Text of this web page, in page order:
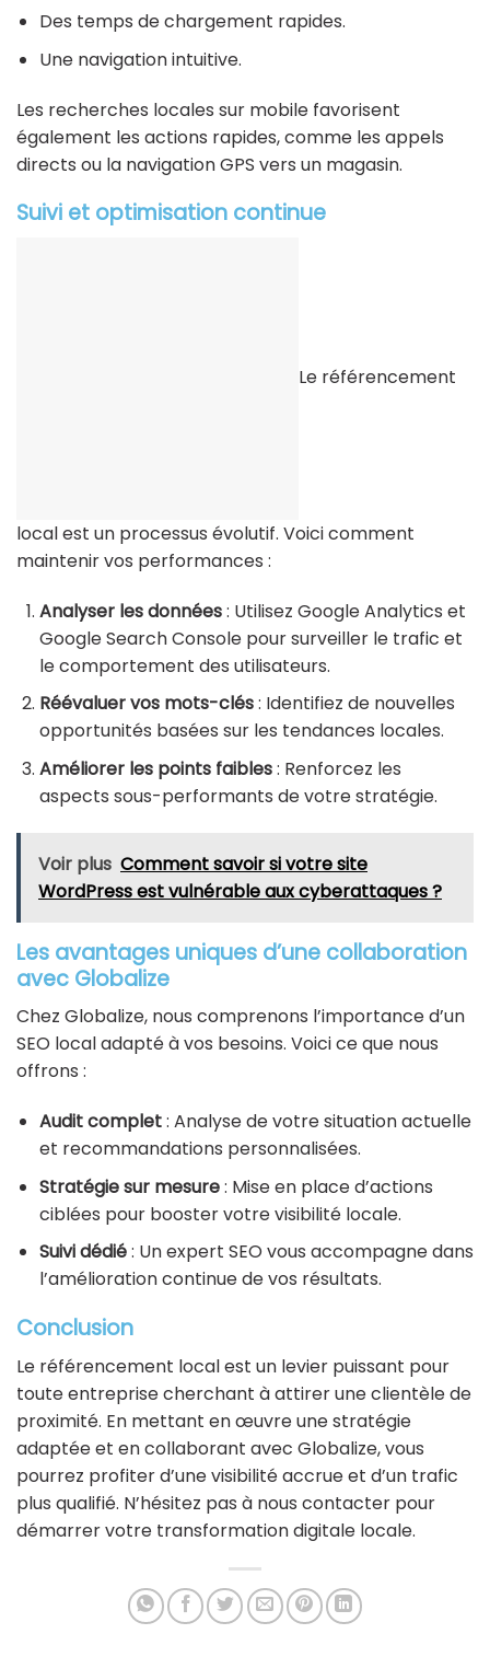
Des temps de chargement rapides.
Une navigation intuitive.
Les recherches locales sur mobile favorisent
également les actions rapides, comme les appels
directs ou la navigation GPS vers un magasin.
Suivi et optimisation continue
Le référencement
local est un processus évolutif. Voici comment
maintenir vos performances :
Analyser les données: Utilisez Google Analytics et
Google Search Console pour surveiller le trafic et
le comportement des utilisateurs.
Réévaluer vos mots-clés: Identifiez de nouvelles
opportunités basées sur les tendances locales.
Améliorer les points faibles: Renforcez les
aspects sous-performants de votre stratégie.
Voir plus Comment savoir si votre site
WordPress est vulnérable aux cyberattaques ?
Les avantages uniques d’une collaboration
avec Globalize
Chez Globalize, nous comprenons l’importance d’un
SEO local adapté à vos besoins. Voici ce que nous
offrons :
Audit complet: Analyse de votre situation actuelle
et recommandations personnalisées.
Stratégie sur mesure: Mise en place d’actions
ciblées pour booster votre visibilité locale.
Suivi dédié: Un expert SEO vous accompagne dans
l’amélioration continue de vos résultats.
Conclusion
Le référencement local est un levier puissant pour
toute entreprise cherchant à attirer une clientèle de
proximité. En mettant en œuvre une stratégie
adaptée et en collaborant avec Globalize, vous
pourrez profiter d’une visibilité accrue et d’un trafic
plus qualifié. N’hésitez pas à nous contacter pour
démarrer votre transformation digitale locale.